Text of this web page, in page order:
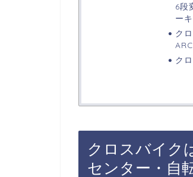
6段
ーキ
ク
ク
クロスバイク
センター・自